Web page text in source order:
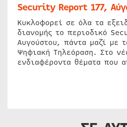
Security Report 177,
Κυκλοφορεί σε όλα τα
διανομής το περιοδικό
Αυγούστου, πάντα μαζί με
Ψηφιακή Τηλεόραση. Στο
ενδιαφέροντα θέματα που